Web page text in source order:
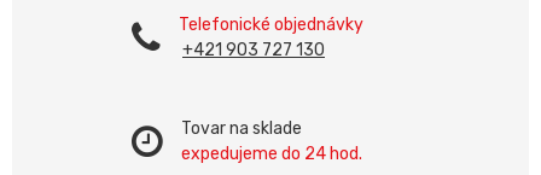
Telefonické objednávky
+421 903 727 130
Tovar na sklade
expedujeme do 24 hod.